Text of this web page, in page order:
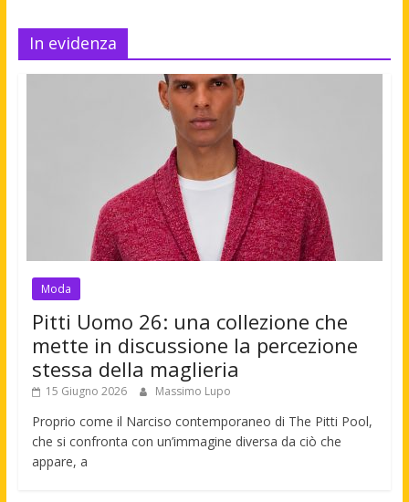
In evidenza
Moda
Pitti Uomo 26: una collezione che
mette in discussione la percezione
stessa della maglieria
15 Giugno 2026 Massimo Lupo
Proprio come il Narciso contemporaneo di The Pitti Pool,
che si confronta con un’immagine diversa da ciò che
appare, a